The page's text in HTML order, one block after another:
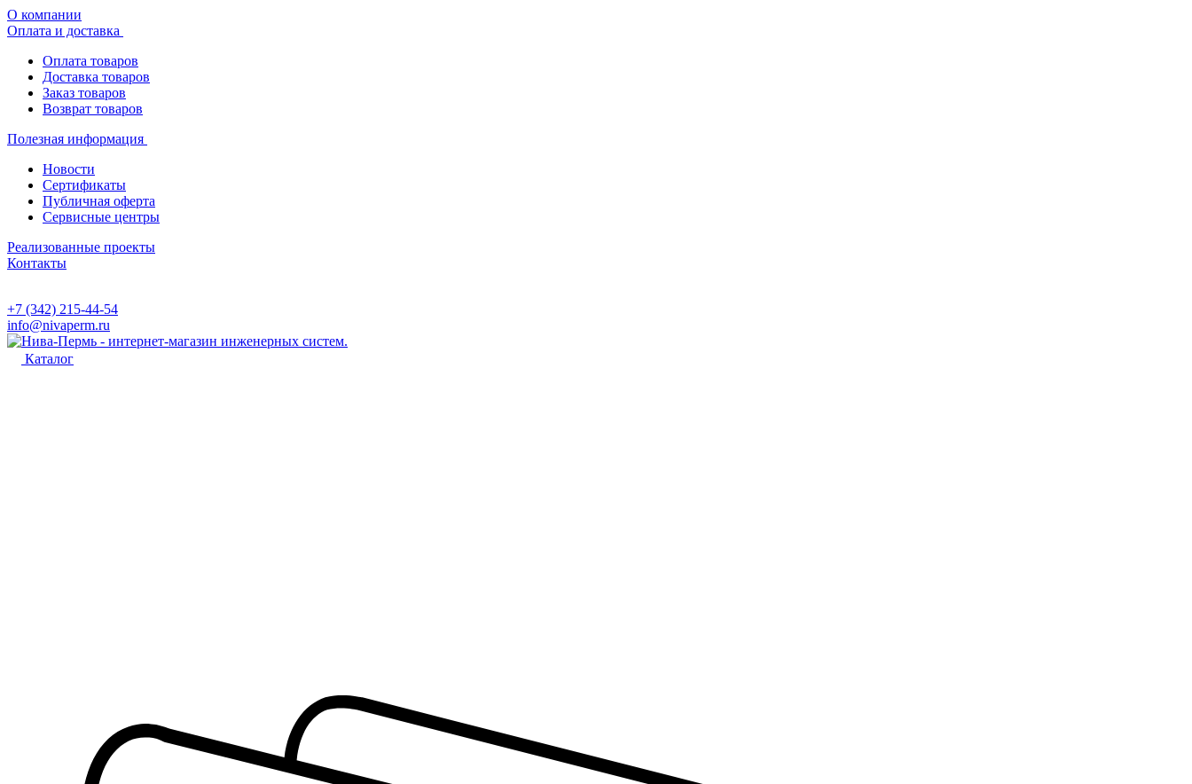
О компании
Оплата и доставка
Оплата товаров
Доставка товаров
Заказ товаров
Возврат товаров
Полезная информация
Новости
Сертификаты
Публичная оферта
Сервисные центры
Реализованные проекты
Контакты
+7 (342) 215-44-54
info@nivaperm.ru
Каталог